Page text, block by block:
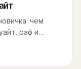
чем
раф и